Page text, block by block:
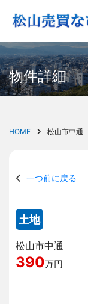
物件詳細
HOME 松山市中通
一つ前に戻る
土地
松山市中通
390万円